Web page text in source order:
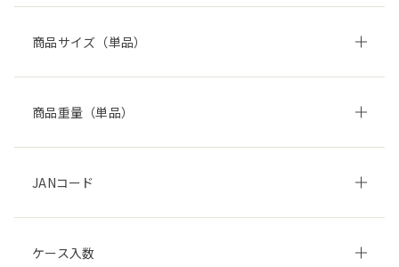
商品サイズ（単品）
商品重量（単品）
JANコード
ケース入数